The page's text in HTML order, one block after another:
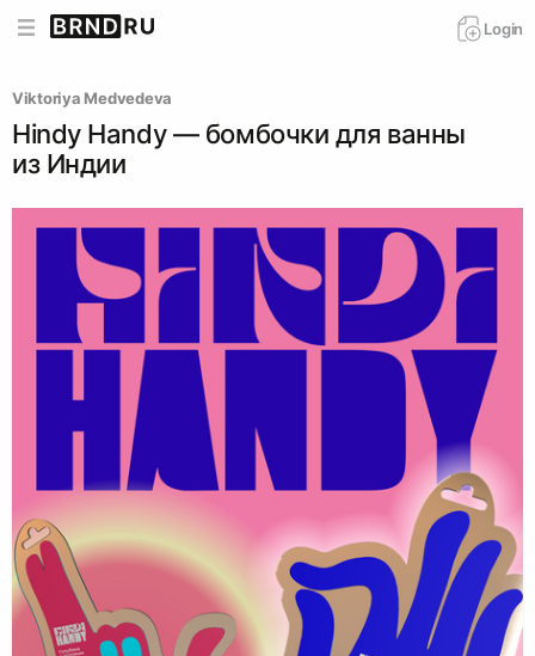
Login
Viktoriya Medvedeva
Hindy Handy — бомбочки для ванны
из Индии